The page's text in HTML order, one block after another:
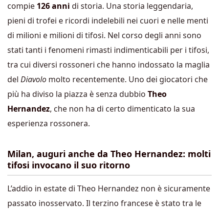
compie 126 anni di storia. Una storia leggendaria,
pieni di trofei e ricordi indelebili nei cuori e nelle menti
di milioni e milioni di tifosi. Nel corso degli anni sono
stati tanti i fenomeni rimasti indimenticabili per i tifosi,
tra cui diversi rossoneri che hanno indossato la maglia
del Diavolo molto recentemente. Uno dei giocatori che
più ha diviso la piazza è senza dubbio Theo
Hernandez, che non ha di certo dimenticato la sua
esperienza rossonera.
Milan, auguri anche da Theo Hernandez: molti
tifosi invocano il suo ritorno
L’addio in estate di Theo Hernandez non è sicuramente
passato inosservato. Il terzino francese è stato tra le